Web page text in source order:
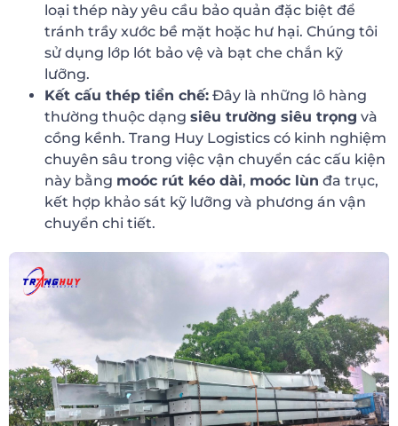
loại thép này yêu cầu bảo quản đặc biệt để
tránh trầy xước bề mặt hoặc hư hại. Chúng tôi
sử dụng lớp lót bảo vệ và bạt che chắn kỹ
lưỡng.
Kết cấu thép tiền chế: Đây là những lô hàng
thường thuộc dạng siêu trường siêu trọng và
cồng kềnh. Trang Huy Logistics có kinh nghiệm
chuyên sâu trong việc vận chuyển các cấu kiện
này bằng moóc rút kéo dài, moóc lùn đa trục,
kết hợp khảo sát kỹ lưỡng và phương án vận
chuyển chi tiết.